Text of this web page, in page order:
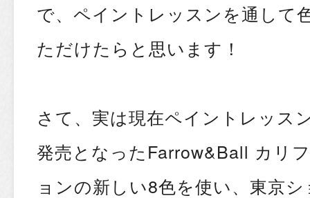
で、ペイントレッスンを通して
ただけたらと思います！
さて、実は現在ペイントレッス
発売となったFarrow&Ball カリ
ョンの新しい8色を使い、東京